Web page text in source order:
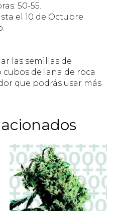
50-55.
el 10 de Octubre.
las semillas de
de lana de roca
que podrás usar más